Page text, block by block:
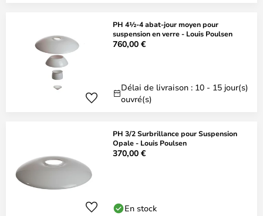
PH 4½-4 abat-jour moyen pour
suspension en verre - Louis Poulsen
760,00 €
Délai de livraison : 10 - 15 jour(s)
ouvré(s)
PH 3/2 Surbrillance pour Suspension
Opale - Louis Poulsen
370,00 €
En stock